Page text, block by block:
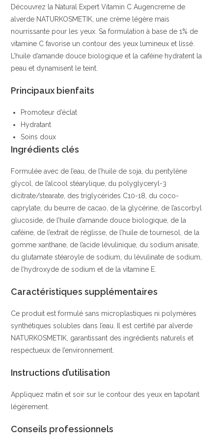
C
et
ingrédients
naturels
|
alverde
Découvrez la Natural Expert Vitamin C Augencreme de
alverde NATURKOSMETIK, une crème légère mais
nourrissante pour les yeux. Sa formulation à base de 1% de
vitamine C favorise un contour des yeux lumineux et lissé.
L’huile d’amande douce biologique et la caféine hydratent la
peau et dynamisent le teint.
Principaux bienfaits
Promoteur d’éclat
Hydratant
Soins doux
Ingrédients clés
Formulée avec de l’eau, de l’huile de soja, du pentylène
glycol, de l’alcool stéarylique, du polyglyceryl-3
dicitrate/stearate, des triglycérides C10-18, du coco-
caprylate, du beurre de cacao, de la glycérine, de l’ascorbyl
glucoside, de l’huile d’amande douce biologique, de la
caféine, de l’extrait de réglisse, de l’huile de tournesol, de la
gomme xanthane, de l’acide lévulinique, du sodium anisate,
du glutamate stéaroyle de sodium, du lévulinate de sodium,
de l’hydroxyde de sodium et de la vitamine E.
Caractéristiques supplémentaires
Ce produit est formulé sans microplastiques ni polymères
synthétiques solubles dans l’eau. Il est certifié par alverde
NATURKOSMETIK, garantissant des ingrédients naturels et
respectueux de l’environnement.
Instructions d’utilisation
Appliquez matin et soir sur le contour des yeux en tapotant
légèrement.
Conseils professionnels